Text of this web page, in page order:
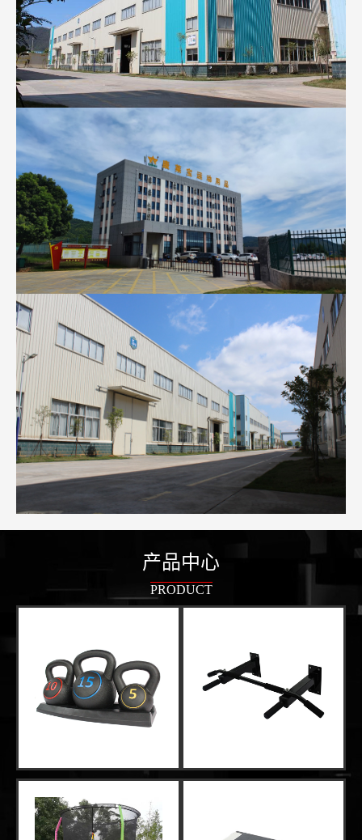
产品中心
PRODUCT